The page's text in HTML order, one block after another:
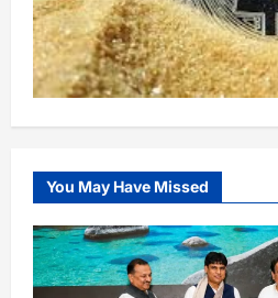
You May Have Missed